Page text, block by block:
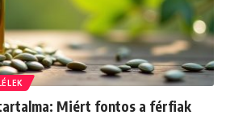
Miért fontos a férfiak